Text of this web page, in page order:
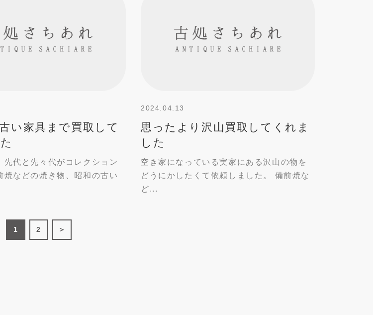
い家具まで買取して
先代と先々代がコレクション
焼などの焼き物、昭和の古い
2024.04.13
思ったより沢山買取してくれま
した
空き家になっている実家にある沢山の物を
どうにかしたくて依頼しました。 備前焼な
ど...
1 2 ＞